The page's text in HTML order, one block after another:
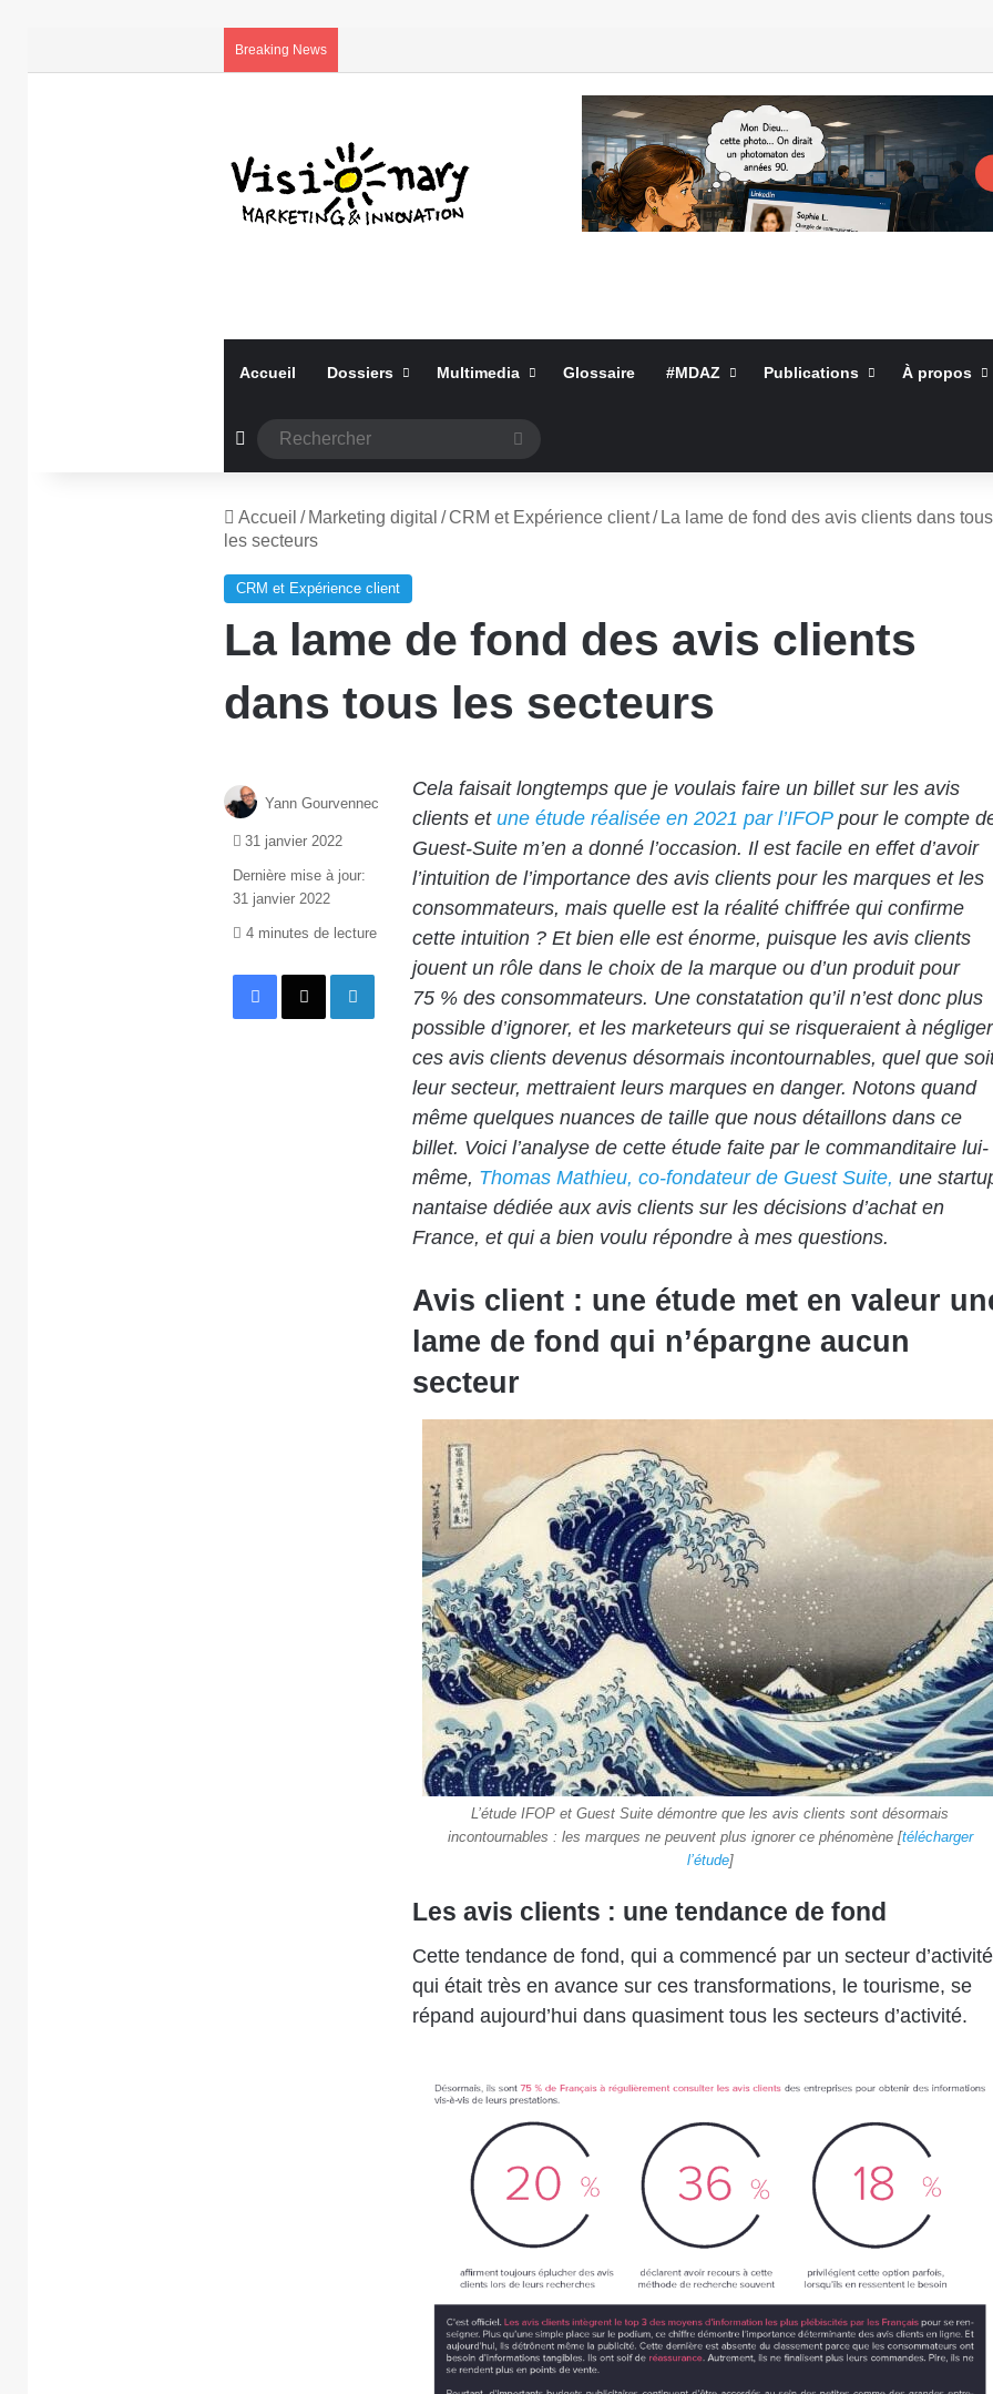
Breaking News
Accueil Dossiers Multimedia Glossaire #MDAZ Publications À propos
Article Aléatoire
Accueil / Marketing digital /CRM et Expérience client/ La lame de fond des avis clients dans tous
les secteurs
CRM et Expérience client
La lame de fond des avis clients
dans tous les secteurs
Cela faisait longtemps que je voulais faire un billet sur les avis
clients et une étude réalisée en 2021 par l’IFOPpour le compte
Guest-Suite m’en a donné l’occasion. Il est facile en effet d’avoir
l’intuition de l’importance des avis clients pour les marques et les
consommateurs, mais quelle est la réalité chiffrée qui confirme
cette intuition ? Et bien elle est énorme, puisque les avis clients
jouent un rôle dans le choix de la marque ou d’un produit pour
75 % des consommateurs. Une constatation qu’il n’est donc plus
possible d’ignorer, et les marketeurs qui se risqueraient à négliger
ces avis clients devenus désormais incontournables, quel que
leur secteur, mettraient leurs marques en danger. Notons quand
même quelques nuances de taille que nous détaillons dans ce
billet. Voici l’analyse de cette étude faite par le commanditaire lui-
même, Thomas Mathieu, co-fondateur de Guest Suite, une
nantaise dédiée aux avis clients sur les décisions d’achat en
France, et qui a bien voulu répondre à mes questions.
Avis client : une étude met en valeur
lame de fond qui n’épargne aucun
secteur
L’étude IFOP et Guest Suite démontre que les avis clients sont désormais
incontournables : les marques ne peuvent plus ignorer ce phénomène [télécharger
l’étude]
Les avis clients : une tendance de fond
Cette tendance de fond, qui a commencé par un secteur d’activité
qui était très en avance sur ces transformations, le tourisme, se
répand aujourd’hui dans quasiment tous les secteurs d’activité.
Yann Gourvennec
31 janvier 2022
Dernière mise à jour:
31 janvier 2022
4 minutes de lecture
Facebook
X Linkedin